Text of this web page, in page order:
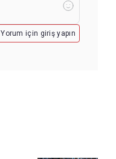
Yorum için giriş yapın